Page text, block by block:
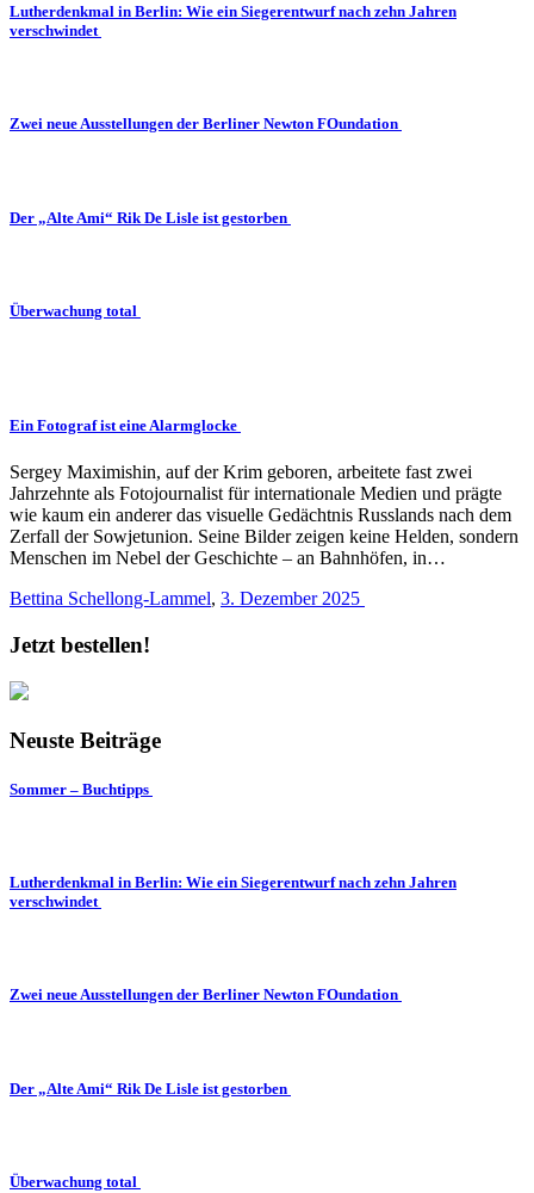
Lutherdenkmal in Berlin: Wie ein Siegerentwurf nach zehn Jahren
verschwindet
Zwei neue Ausstellungen der Berliner Newton FOundation
Der „Alte Ami“ Rik De Lisle ist gestorben
Überwachung total
Ein Fotograf ist eine Alarmglocke
Sergey Maximishin, auf der Krim geboren, arbeitete fast zwei
Jahrzehnte als Fotojournalist für internationale Medien und prägte
wie kaum ein anderer das visuelle Gedächtnis Russlands nach dem
Zerfall der Sowjetunion. Seine Bilder zeigen keine Helden, sondern
Menschen im Nebel der Geschichte – an Bahnhöfen, in…
Bettina Schellong-Lammel, 3. Dezember 2025
Jetzt bestellen!
Neuste Beiträge
Sommer – Buchtipps
Lutherdenkmal in Berlin: Wie ein Siegerentwurf nach zehn Jahren
verschwindet
Zwei neue Ausstellungen der Berliner Newton FOundation
Der „Alte Ami“ Rik De Lisle ist gestorben
Überwachung total